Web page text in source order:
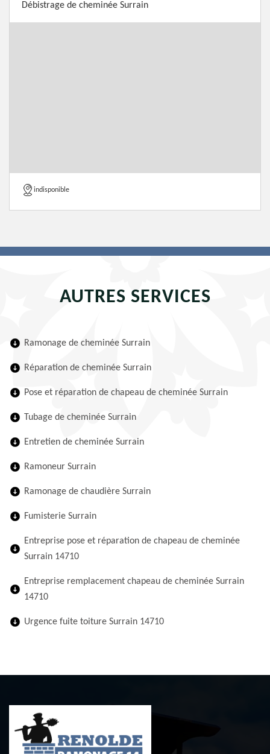
Débistrage de cheminée Surrain
indisponible
AUTRES SERVICES
Ramonage de cheminée Surrain
Réparation de cheminée Surrain
Pose et réparation de chapeau de cheminée Surrain
Tubage de cheminée Surrain
Entretien de cheminée Surrain
Ramoneur Surrain
Ramonage de chaudière Surrain
Fumisterie Surrain
Entreprise pose et réparation de chapeau de cheminée
Surrain 14710
Entreprise remplacement chapeau de cheminée Surrain
14710
Urgence fuite toiture Surrain 14710